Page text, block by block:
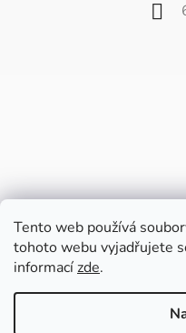
Tento web používá
tohoto webu vyjadřujete
informacízde.
Vážení zákazníci,
od 27. července